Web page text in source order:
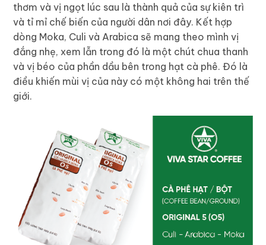
thơm và vị ngọt lúc sau là thành quả của sự kiên trì
và tỉ mỉ chế biến của người dân nơi đây. Kết hợp
dòng Moka, Culi và Arabica sẽ mang theo mình vị
đắng nhẹ, xem lẫn trong đó là một chút chua thanh
và vị béo của phần dầu bên trong hạt cà phê. Đó là
điều khiến mùi vị của này có một không hai trên thế
giới.